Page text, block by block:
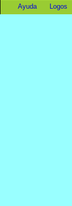
Ayuda Logos